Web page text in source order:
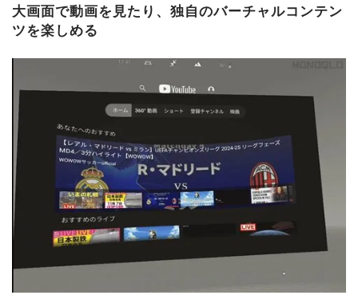
大画面で動画を見たり、独自のバーチャルコンテン
ツを楽しめる